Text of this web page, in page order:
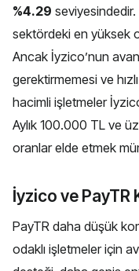
%4.29 seviyesindedir.
sektördeki en yüksek
Ancak İyzico’nun
gerektirmemesi ve
hacimli işletmeler
Aylık 100.000 TL ve
oranlar elde etmek
İyzico ve PayTR
PayTR daha düşük
odaklı işletmeler için